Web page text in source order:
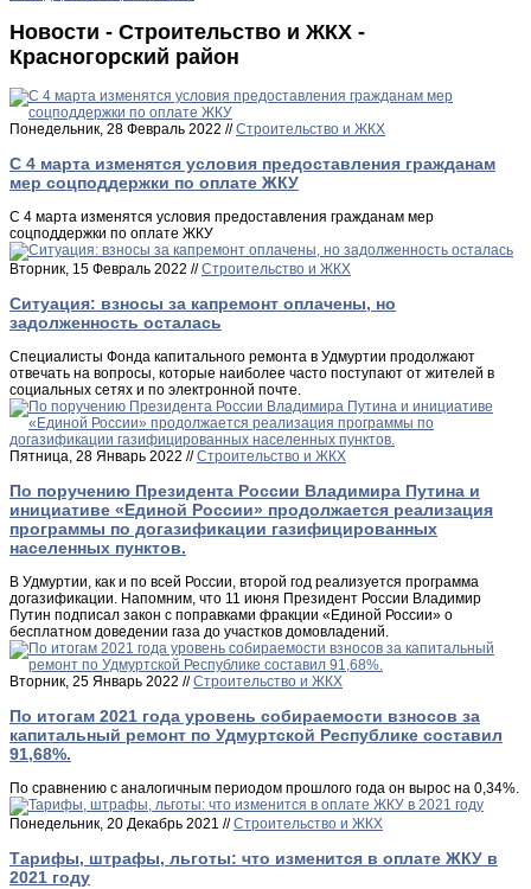
Новости - Строительство и ЖКХ -
Красногорский район
Понедельник, 28 Февраль 2022 //Строительство и ЖКХ
С 4 марта изменятся условия предоставления гражданам
мер соцподдержки по оплате ЖКУ
С 4 марта изменятся условия предоставления гражданам мер
соцподдержки по оплате ЖКУ
Вторник, 15 Февраль 2022 //Строительство и ЖКХ
Ситуация: взносы за капремонт оплачены, но
задолженность осталась
Специалисты Фонда капитального ремонта в Удмуртии продолжают
отвечать на вопросы, которые наиболее часто поступают от жителей в
социальных сетях и по электронной почте.
Пятница, 28 Январь 2022 //Строительство и ЖКХ
По поручению Президента России Владимира Путина и
инициативе «Единой России» продолжается реализация
программы по догазификации газифицированных
населенных пунктов.
В Удмуртии, как и по всей России, второй год реализуется программа
догазификации. Напомним, что 11 июня Президент России Владимир
Путин подписал закон с поправками фракции «Единой России» о
бесплатном доведении газа до участков домовладений.
Вторник, 25 Январь 2022 //Строительство и ЖКХ
По итогам 2021 года уровень собираемости взносов за
капитальный ремонт по Удмуртской Республике составил
91,68%.
По сравнению с аналогичным периодом прошлого года он вырос на 0,34%.
Понедельник, 20 Декабрь 2021 //Строительство и ЖКХ
Тарифы, штрафы, льготы: что изменится в оплате ЖКУ в
2021 году